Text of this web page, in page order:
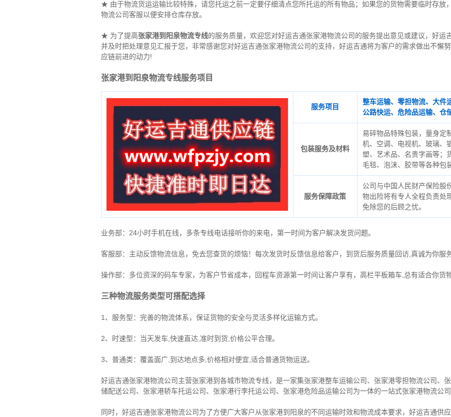
★ 由于物流货运运输比较特殊，请您托运之前一定要仔细清点您所托运的所有物品；如果您的货物需要临时存放
物流公司客服以便安排仓库存放。
★ 为了提高张家港到阳泉物流专线的服务质量，欢迎您对好运吉通张家港物流公司的服务提出意见或建议，好运
并及时把处理意见汇报于您，非常感谢您对好运吉通张家港物流公司的支持，好运吉通将为客户的需求做出不懈
应链前进的动力!
张家港到阳泉物流专线服务项目
服务项目
整车运输、零担物流、大件
公路快运、危险品运输、仓
包装服务及材料
易碎物品特殊包装，量身定
机、空调、电视机、玻璃、
塑、艺术品、名贵字画等；
毛毯、泡沫、胶带等各种包
服务保障政策
公司与中国人民财产保险股
物出险将有专人全程负责处
免除您的后顾之忧。
业务部：24小时手机在线，多条专线电话接听你的来电，第一时间为客户解决发货问题。
客服部：主动反馈物流信息，免去您查货的烦恼！每次发货时反馈信息给客户，到货后服务质量回访,真诚为你服务
操作部：多位资深的码车专家，为客户节省成本，回程车资源第一时间让客户享有，高栏平板箱车,总有适合你货
三种物流服务类型可搭配选择
1、服务型：完善的物流体系，保证货物的安全与灵活多样化运输方式。
2、时速型：当天发车,快速直达,准时到货,价格公平合理。
3、普通类：覆盖面广,到达地点多,价格相对便宜,适合普通货物运送。
好运吉通张家港物流公司主营张家港到各城市物流专线，是一家集张家港整车运输公司、 张家港零担物流公司、
储配送公司、 张家港轿车托运公司、 张家港行李托运公司、 张家港危险品运输公司为一体的一站式张家港物流公司
同时，好运吉通张家港物流公司为了方便广大客户从张家港到阳泉的不同运输时效和物流成本要求，好运吉通供